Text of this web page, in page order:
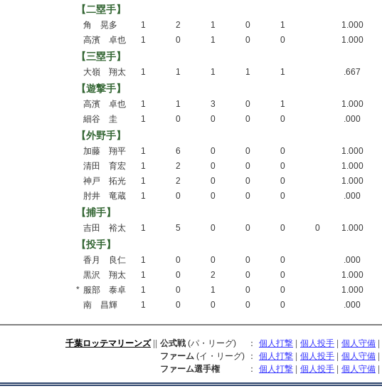
【二塁手】
角 晃多 1 2 1 0 1
1.000
高濱 卓也
1 0 1 0 0 1.000
【三塁手】
大嶺 翔太 1 1 1 1 1 .667
【遊撃手】
高濱 卓也 1 1 3 0 1
1.000
細谷 圭
1 0 0 0 0 .000
【外野手】
加藤 翔平 1 6 0 0 0
1.000
清田 育宏
1 2 0 0 0
1.000
神戸 拓光
1 2 0 0 0
1.000
肘井 竜蔵
1 0 0 0 0 .000
【捕手】
吉田 裕太 1 5 0 0 0 0 1.000
【投手】
香月 良仁 1 0 0 0 0
.000
黒沢 翔太
1 0 2 0 0
1.000
* 服部 泰卓 1 0 1 0 0
1.000
南 昌輝
1 0 0 0 0 .000
千葉ロッテマリーンズ 公式戦 (パ・リーグ) ： 個人打撃 個人投手 個人守備
ファーム (イ・リーグ) ： 個人打撃 個人投手 個人守備
ファーム選手権
： 個人打撃 個人投手 個人守備